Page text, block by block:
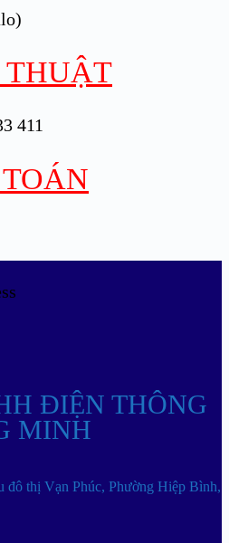
THUẬT
411
ĐIỆN THÔNG
MINH
thị Vạn Phúc, Phường Hiệp Bình,